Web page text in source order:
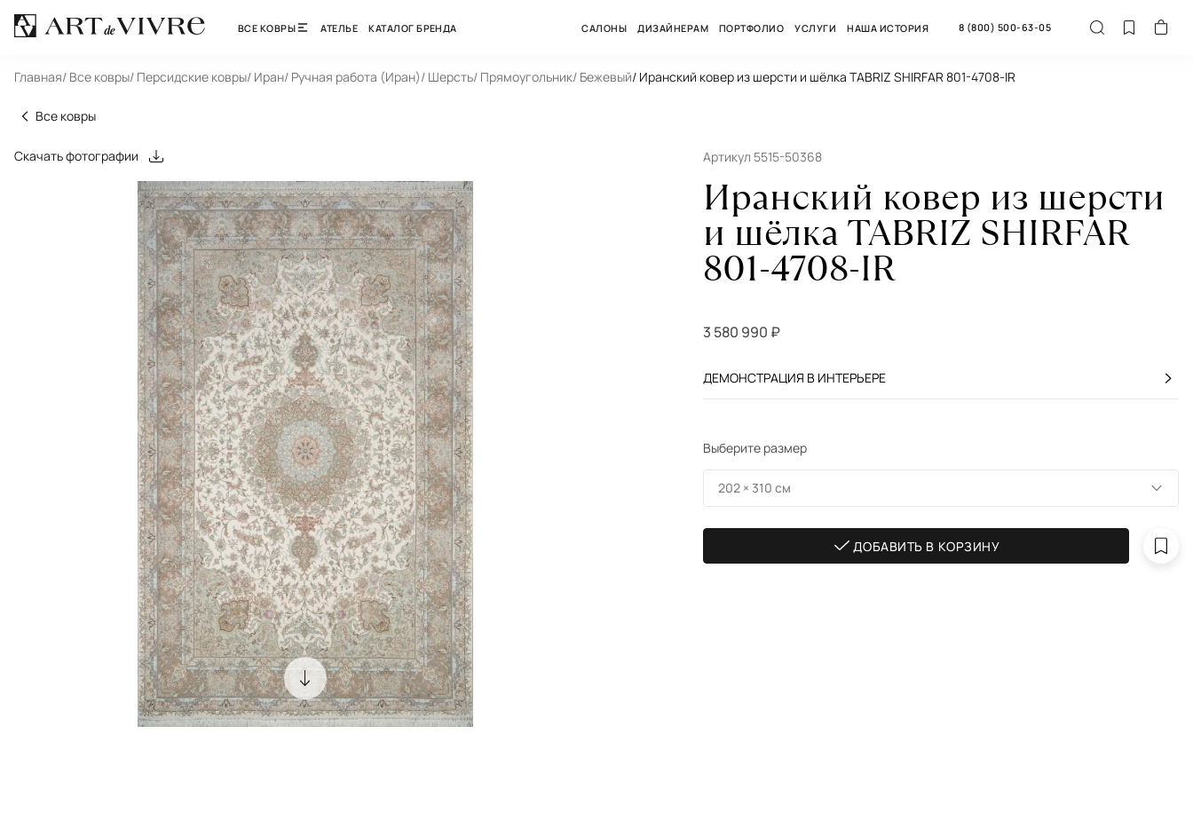
ВСЕ КОВРЫ АТЕЛЬЕ КАТАЛОГ БРЕНДА САЛОНЫ ДИЗАЙНЕРАМ ПОРТФОЛИО УСЛУГИ НАША ИСТОРИЯ 8 (800) 500-63-05
Главная/ Все ковры/ Персидские ковры/ Иран/ Ручная работа (Иран)/ Шерсть/ Прямоугольник/ Бежевый/ Иранский ковер из шерсти и шёлка TABRIZ SHIRFAR 801-4708-IR
Все ковры
Скачать фотографии Артикул 5515-50368
Иранский ковер из шерсти
и шёлка TABRIZ SHIRFAR
801-4708-IR
3 580 990 ₽
ДЕМОНСТРАЦИЯ В ИНТЕРЬЕРЕ
Выберите размер
202 × 310 см
ДОБАВИТЬ В КОРЗИНУ